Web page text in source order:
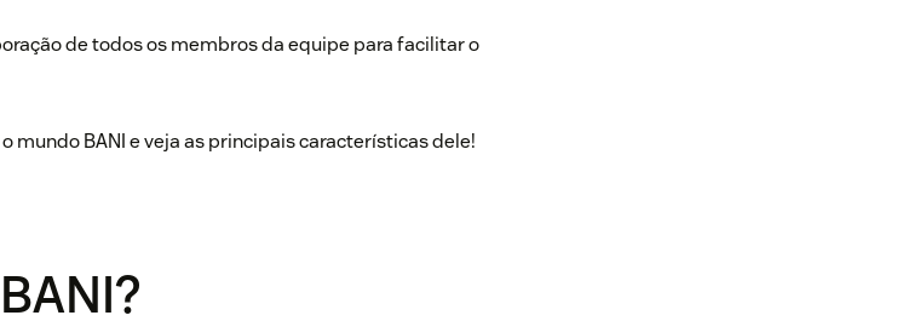
de todos os membros da equipe para facilitar o
mundo BANI e veja as principais características dele!